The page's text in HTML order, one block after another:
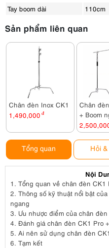
Tay boom dài
110cm
Sản phẩm liên quan
Chân đèn Inox CK1
1,490,000 đ
Chân
+ Boom
Tổng quan Hỏi
Nội
1. Tổng quan về chân đèn CK1
2. Thông số kỹ thuật nổi bật
ngang
3. Ưu nhược điểm của chân
4. Đánh giá chân đèn CK1 Pro
5. Ai nên sử dụng chân đèn
6. Tạm kết